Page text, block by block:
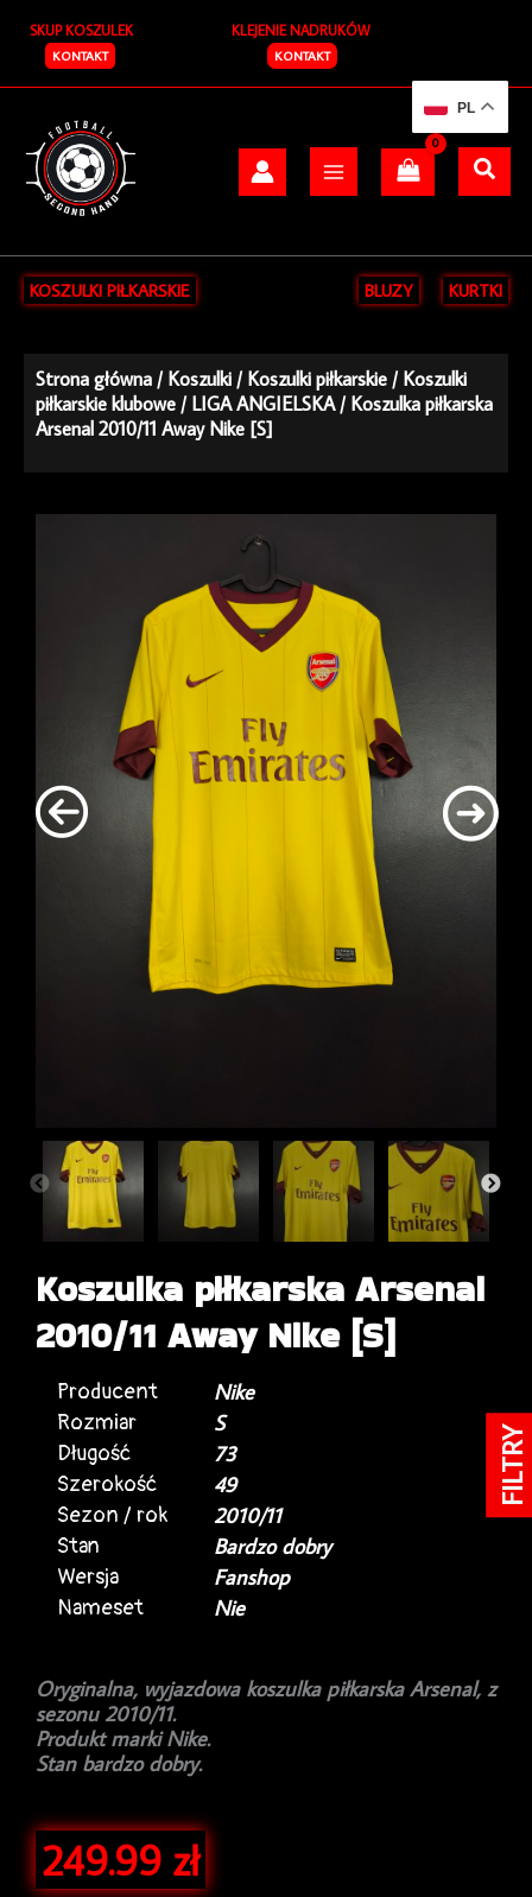
treści
SKUP KOSZULEK
KONTAKT
KLEJENIE NADRUKÓW
KONTAKT
KOSZULKI PIŁKARSKIE BLUZY KURTKI
Strona główna /Koszulki /Koszulki piłkarskie /Koszulki
piłkarskie klubowe /LIGA ANGIELSKA/ Koszulka piłkarska
Arsenal 2010/11 Away Nike [S]
Koszulka piłkarska Arsenal
2010/11 Away Nike [S]
Producent
Nike
Rozmiar
S
Długość
73
Szerokość
49
Sezon / rok
2010/11
Stan
Bardzo dobry
Wersja
Fanshop
Nameset
Nie
Oryginalna, wyjazdowa koszulka piłkarska Arsenal, z
sezonu 2010/11.
Produkt marki Nike.
Stan bardzo dobry.
249.99 zł
PL
FILTRY